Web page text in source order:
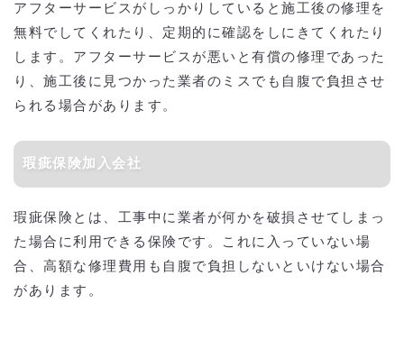
アフターサービスがしっかりしていると施工後の修理を
無料でしてくれたり、定期的に確認をしにきてくれたり
します。アフターサービスが悪いと有償の修理であった
り、施工後に見つかった業者のミスでも自腹で負担させ
られる場合があります。
瑕疵保険加入会社
瑕疵保険とは、工事中に業者が何かを破損させてしまっ
た場合に利用できる保険です。これに入っていない場
合、高額な修理費用も自腹で負担しないといけない場合
があります。